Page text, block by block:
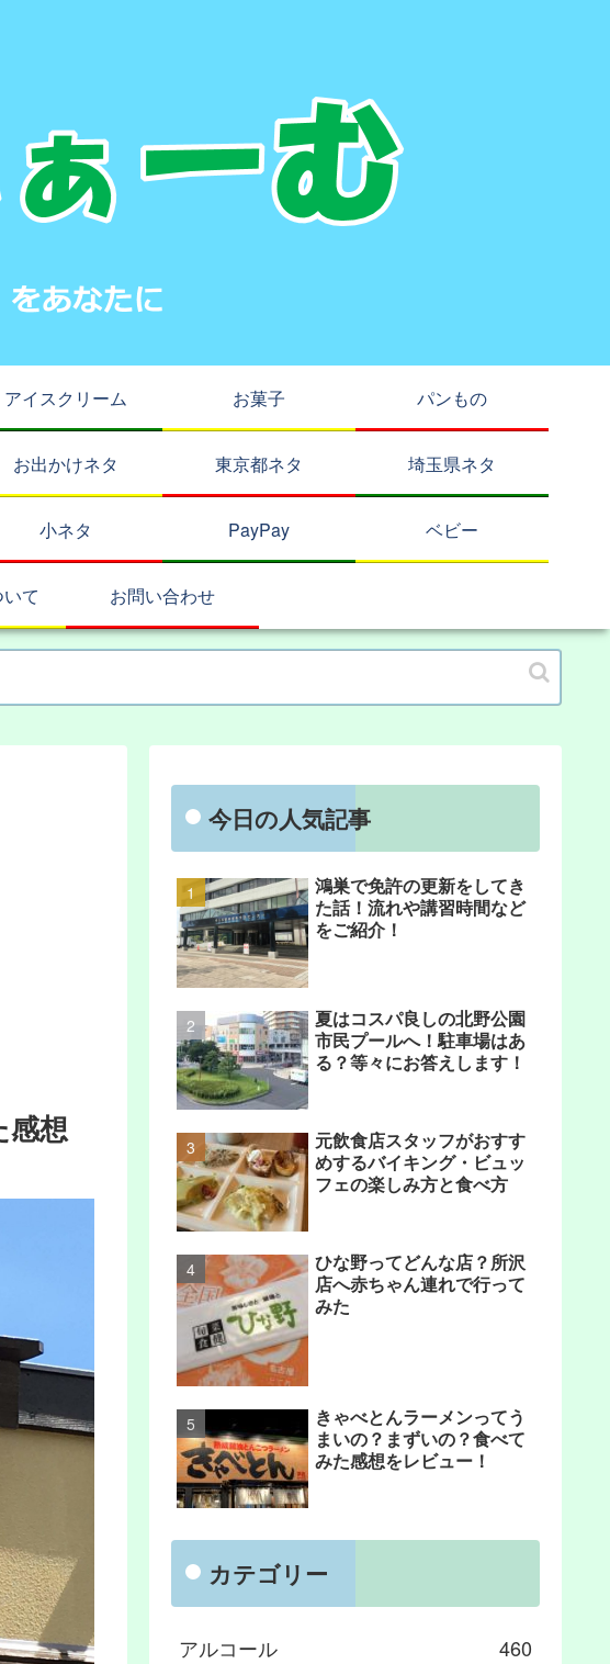
アイスクリーム お菓子 パンもの
お出かけネタ 東京都ネタ 埼玉県ネタ
小ネタ PayPay ベビー
て お問い合わせ
感想
今日の人気記事
鴻巣で免許の更新をしてき
た話！流れや講習時間など
をご紹介！
夏はコスパ良しの北野公園
市民プールへ！駐車場はあ
る？等々にお答えします！
元飲食店スタッフがおすす
めするバイキング・ビュッ
フェの楽しみ方と食べ方
ひな野ってどんな店？所沢
店へ赤ちゃん連れで行って
みた
きゃべとんラーメンってう
まいの？まずいの？食べて
みた感想をレビュー！
カテゴリー
アルコール
460